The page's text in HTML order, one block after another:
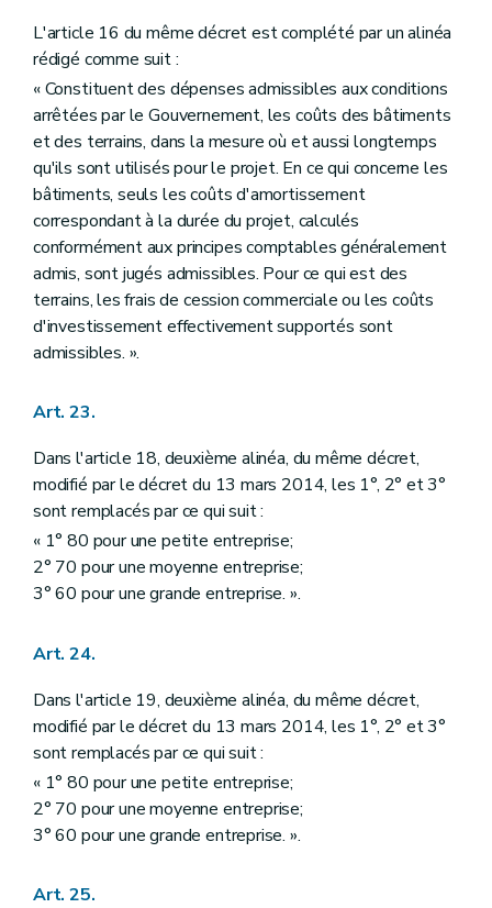
L'article 16 du même décret est complété par un alinéa
rédigé comme suit :
« Constituent des dépenses admissibles aux conditions
arrêtées par le Gouvernement, les coûts des bâtiments
et des terrains, dans la mesure où et aussi longtemps
qu'ils sont utilisés pour le projet. En ce qui concerne les
bâtiments, seuls les coûts d'amortissement
correspondant à la durée du projet, calculés
conformément aux principes comptables généralement
admis, sont jugés admissibles. Pour ce qui est des
terrains, les frais de cession commerciale ou les coûts
d'investissement effectivement supportés sont
admissibles. ».
Art. 23.
Dans l'article 18, deuxième alinéa, du même décret,
modifié par le décret du 13 mars 2014, les 1°, 2° et 3°
sont remplacés par ce qui suit :
« 1° 80 pour une petite entreprise;
2° 70 pour une moyenne entreprise;
3° 60 pour une grande entreprise. ».
Art. 24.
Dans l'article 19, deuxième alinéa, du même décret,
modifié par le décret du 13 mars 2014, les 1°, 2° et 3°
sont remplacés par ce qui suit :
« 1° 80 pour une petite entreprise;
2° 70 pour une moyenne entreprise;
3° 60 pour une grande entreprise. ».
Art. 25.